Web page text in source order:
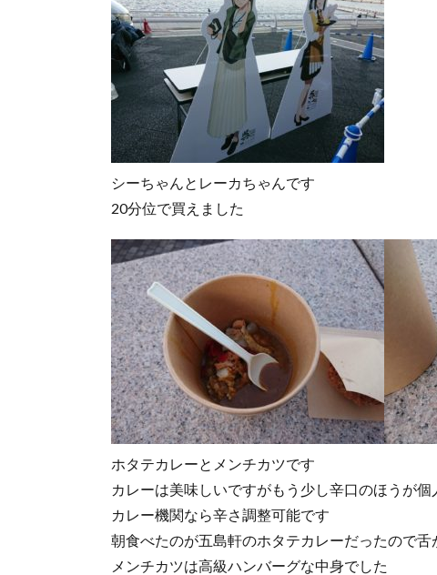
シーちゃんとレーカちゃんです
20分位で買えました
ホタテカレーとメンチカツです
カレーは美味しいですがもう少し辛口のほうが個
カレー機関なら辛さ調整可能です
朝食べたのが五島軒のホタテカレーだったので
メンチカツは高級ハンバーグな中身でした